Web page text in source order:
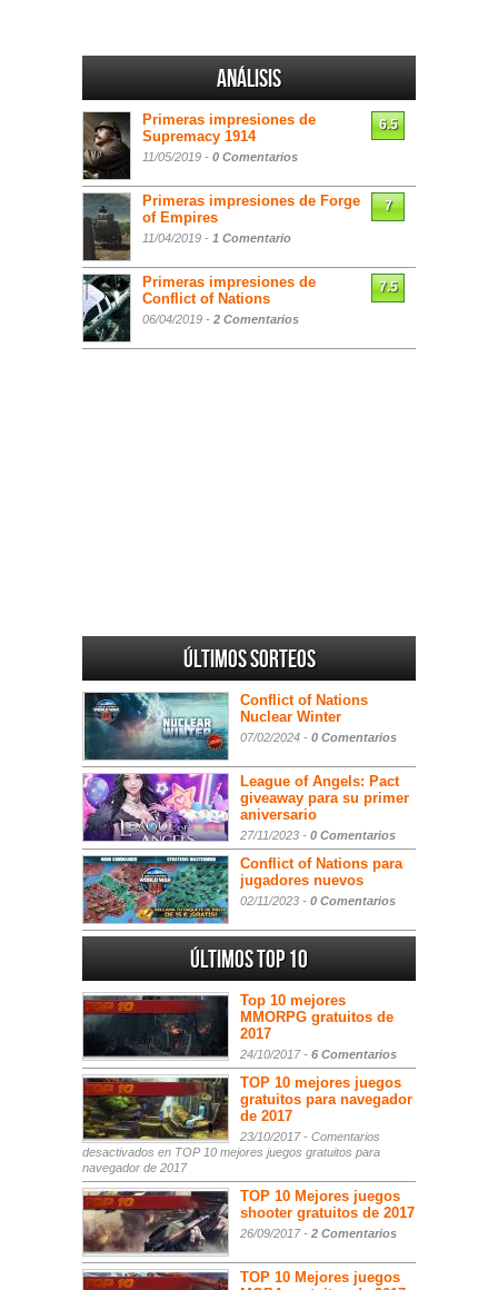
Análisis
Primeras impresiones de
Supremacy 1914
11/05/2019 - 0 Comentarios
6.5
Primeras impresiones de Forge
of Empires
11/04/2019 - 1 Comentario
7
Primeras impresiones de
Conflict of Nations
06/04/2019 - 2 Comentarios
7.5
Últimos sorteos
Conflict of Nations
Nuclear Winter
07/02/2024 - 0 Comentarios
League of Angels: Pact
giveaway para su primer
aniversario
27/11/2023 - 0 Comentarios
Conflict of Nations para
jugadores nuevos
02/11/2023 - 0 Comentarios
Últimos Top 10
Top 10 mejores
MMORPG gratuitos de
2017
24/10/2017 - 6 Comentarios
TOP 10 mejores juegos
gratuitos para navegador
de 2017
23/10/2017 - Comentarios
desactivados en TOP 10 mejores juegos gratuitos para
navegador de 2017
TOP 10 Mejores juegos
shooter gratuitos de 2017
26/09/2017 - 2 Comentarios
TOP 10 Mejores juegos